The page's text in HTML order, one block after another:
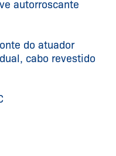
autorroscante
do atuador
cabo revestido